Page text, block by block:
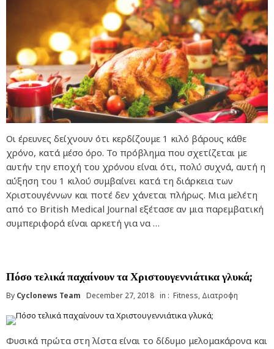
Οι έρευνες δείχνουν ότι κερδίζουμε 1 κιλό βάρους κάθε
χρόνο, κατά μέσο όρο. Το πρόβλημα που σχετίζεται με
αυτήν την εποχή του χρόνου είναι ότι, πολύ συχνά, αυτή η
αύξηση του 1 κιλού συμβαίνει κατά τη διάρκεια των
Χριστουγέννων και ποτέ δεν χάνεται πλήρως. Μια μελέτη
από το British Medical Journal εξέτασε αν μια παρεμβατική
συμπεριφορά είναι αρκετή για να …
Πόσο τελικά παχαίνουν τα Χριστουγεννιάτικα γλυκά;
By Cyclonews Team December 27, 2018 in : Fitness, Διατροφη
Φυσικά πρώτα στη λίστα είναι το δίδυμο μελομακάρονα και